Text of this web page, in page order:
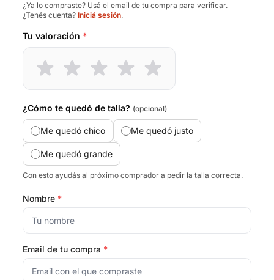
¿Ya lo compraste? Usá el email de tu compra para verificar.
¿Tenés cuenta? Iniciá sesión.
Tu valoración *
¿Cómo te quedó de talla? (opcional)
Me quedó chico Me quedó justo
Me quedó grande
Con esto ayudás al próximo comprador a pedir la talla correcta.
Nombre *
Email de tu compra *